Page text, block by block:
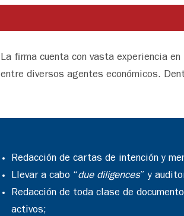
La firma cuenta con vasta experiencia
entre diversos agentes económicos.
Redacción de cartas de intención y
Llevar a cabo “due diligences” y
Redacción de toda clase de
activos;